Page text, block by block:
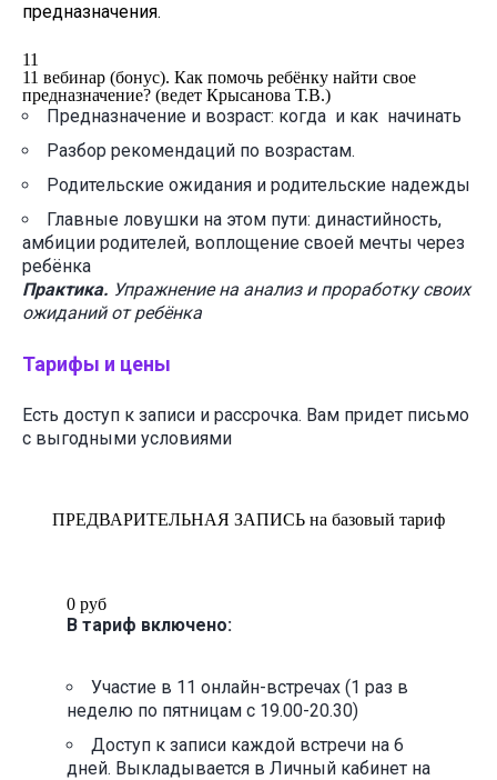
предназначения.
11
11 вебинар (бонус). Как помочь ребёнку найти свое
предназначение? (ведет Крысанова Т.В.)
Предназначение и возраст: когда и как начинать
Разбор рекомендаций по возрастам.
Родительские ожидания и родительские надежды
Главные ловушки на этом пути: династийность,
амбиции родителей, воплощение своей мечты через
ребёнка
Практика. Упражнение на анализ и проработку своих
ожиданий от ребёнка
Тарифы и цены
Есть доступ к записи и рассрочка. Вам придет письмо
с выгодными условиями
ПРЕДВАРИТЕЛЬНАЯ ЗАПИСЬ на базовый тариф
0 руб
В тариф включено:
Участие в 11 онлайн-встречах (1 раз в
неделю по пятницам с 19.00-20.30)
Доступ к записи каждой встречи на 6
дней. Выкладывается в Личный кабинет на